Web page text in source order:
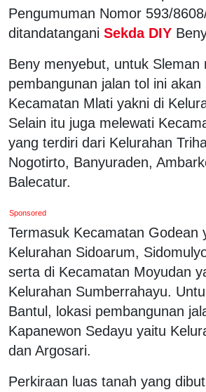
Pengumuman Nomor 593/
ditandatangani Sekda DIY
Beny menyebut, untuk Sleman
pembangunan jalan tol ini akan
Kecamatan Mlati yakni di
Selain itu juga melewati
yang terdiri dari Kelurahan
Nogotirto, Banyuraden,
Balecatur.
Sponsored
Termasuk Kecamatan Godean
Kelurahan Sidoarum,
serta di Kecamatan Moyudan
Kelurahan Sumberrahayu.
Bantul, lokasi pembangunan
Kapanewon Sedayu yaitu
dan Argosari.
Perkiraan luas tanah yang